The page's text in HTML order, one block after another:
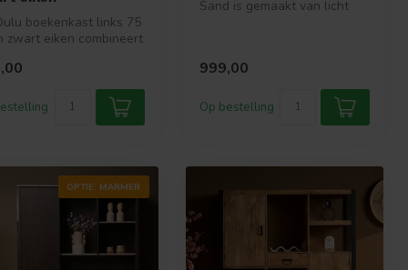
boekenkast links 75
zwart eiken combineert
Sand is gemaakt van licht
999,00
Op bestelling
OPTIE: MARMER